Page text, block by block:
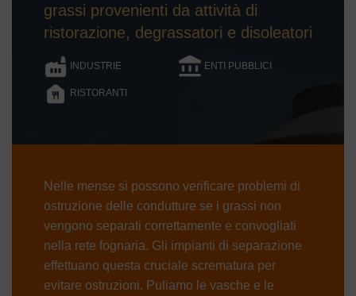
grassi provenienti da attività di
ristorazione, degrassatori e disoleatori
INDUSTRIE ENTI PUBBLICI
RISTORANTI
Nelle mense si possono verificare problemi di
ostruzione delle condutture se i grassi non
vengono separati correttamente e convogliati
nella rete fognaria. Gli impianti di separazione
effettuano questa cruciale scrematura per
evitare ostruzioni. Puliamo le vasche e le